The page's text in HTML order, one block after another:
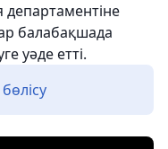
балабақшада
уәде етті.